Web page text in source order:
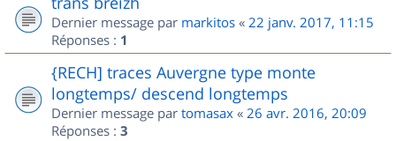
Dernier message par markitos « 22 janv. 2017, 11:15
Réponses : 1
{RECH] traces Auvergne type monte
longtemps/ descend longtemps
Dernier message par tomasax « 26 avr. 2016, 20:09
Réponses : 3